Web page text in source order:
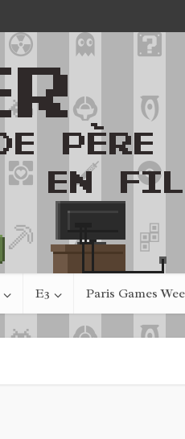
E3 Paris Games